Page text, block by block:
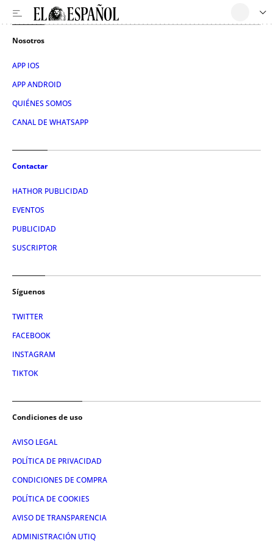
Nosotros
APP IOS
APP ANDROID
QUIÉNES SOMOS
CANAL DE WHATSAPP
Contactar
HATHOR PUBLICIDAD
EVENTOS
PUBLICIDAD
SUSCRIPTOR
Síguenos
TWITTER
FACEBOOK
INSTAGRAM
TIKTOK
Condiciones de uso
AVISO LEGAL
POLÍTICA DE PRIVACIDAD
CONDICIONES DE COMPRA
POLÍTICA DE COOKIES
AVISO DE TRANSPARENCIA
ADMINISTRACIÓN UTIQ